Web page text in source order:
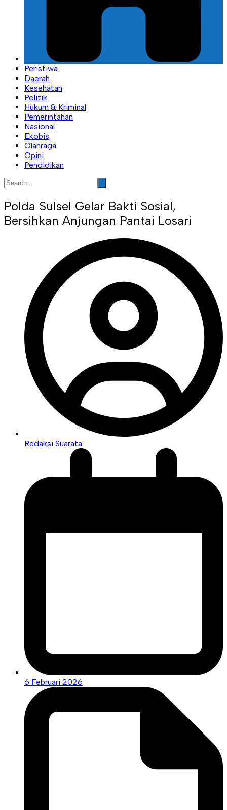
Peristiwa
Daerah
Kesehatan
Politik
Hukum & Kriminal
Pemerintahan
Nasional
Ekobis
Olahraga
Opini
Pendidikan
Polda Sulsel Gelar Bakti Sosial,
Bersihkan Anjungan Pantai Losari
Redaksi Suarata
6 Februari 2026